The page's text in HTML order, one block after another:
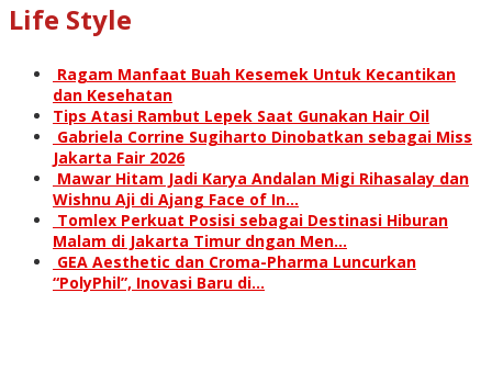
Life Style
Ragam Manfaat Buah Kesemek Untuk Kecantikan
dan Kesehatan
Tips Atasi Rambut Lepek Saat Gunakan Hair Oil
Gabriela Corrine Sugiharto Dinobatkan sebagai Miss
Jakarta Fair 2026
Mawar Hitam Jadi Karya Andalan Migi Rihasalay dan
Wishnu Aji di Ajang Face of In…
Tomlex Perkuat Posisi sebagai Destinasi Hiburan
Malam di Jakarta Timur dngan Men…
GEA Aesthetic dan Croma-Pharma Luncurkan
“PolyPhil”, Inovasi Baru di…